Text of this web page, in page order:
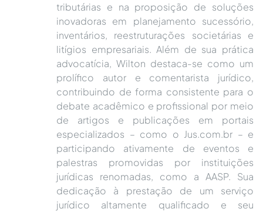
tributárias e na proposição de soluções
inovadoras em planejamento sucessório,
inventários, reestruturações societárias e
litígios empresariais. Além de sua prática
advocatícia, Wilton destaca-se como um
prolífico autor e comentarista jurídico,
contribuindo de forma consistente para o
debate acadêmico e profissional por meio
de artigos e publicações em portais
especializados – como o Jus.com.br – e
participando ativamente de eventos e
palestras promovidas por instituições
jurídicas renomadas, como a AASP. Sua
dedicação à prestação de um serviço
jurídico altamente qualificado e seu